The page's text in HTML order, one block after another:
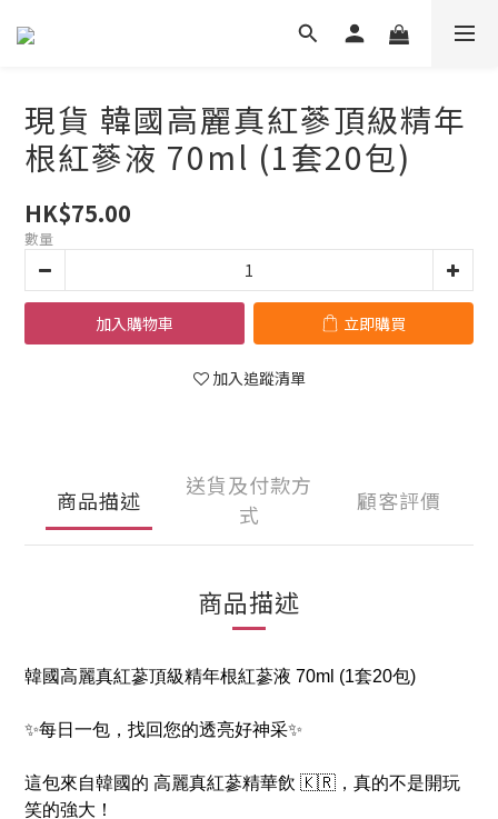
現貨 韓國高麗真紅蔘頂級精年
根紅蔘液 70ml (1套20包)
HK$75.00
數量
加入購物車 立即購買
加入追蹤清單
商品描述
送貨及付款方
式
顧客評價
商品描述
韓國高麗真紅蔘頂級精年根紅蔘液 70ml (1套20包)
✨每日一包，找回您的透亮好神采✨
這包來自韓國的 高麗真紅蔘精華飲 🇰🇷，真的不是開玩
笑的強大！